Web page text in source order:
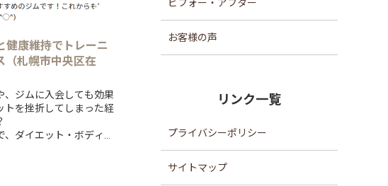
健康維持でトレーニ
（札幌市中央区在
、ジムに入会しても効果
トを挫折してしまった経
ダイエット・ボディメ
ビフォー・アフター
お客様の声
リンク一覧
プライバシーポリシー
サイトマップ